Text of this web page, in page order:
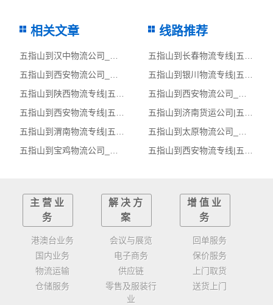
相关文章
五指山到汉中物流公司_五指山到汉中货运_五指山至汉中物流专线
五指山到西安物流公司_五指山到西安货运_五指山至西安物流专线
五指山到陕西物流专线|五指山至陕西货运公司
五指山到西安物流专线|五指山至西安货运公司
五指山到渭南物流专线|五指山至渭南货运公司
五指山到宝鸡物流公司_五指山到宝鸡货运_五指山至宝鸡物流专线
线路推荐
五指山到长春物流专线|五指山至长春货运公司
五指山到银川物流专线|五指山至银川货运公司
五指山到西安物流公司_五指山到西安货运_五指山至西安物流专线
五指山到济南货运公司|五指山到济南货运专线
五指山到太原物流公司_五指山到太原货运_五指山至太原物流专线
五指山到西安物流专线|五指山至西安货运公司
主营业
务
港澳台业务
国内业务
物流运输
仓储服务
解决方
案
会议与展览
电子商务
供应链
零售及服装行
业
增值业
务
回单服务
保价服务
上门取货
送货上门